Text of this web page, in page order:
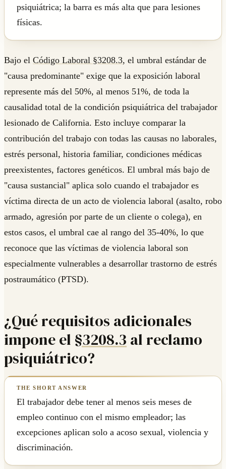
psiquiátrica; la barra es más alta que para lesiones
físicas.
Bajo el Código Laboral §3208.3, el umbral estándar de
"causa predominante" exige que la exposición laboral
represente más del 50%, al menos 51%, de toda la
causalidad total de la condición psiquiátrica del trabajador
lesionado de California. Esto incluye comparar la
contribución del trabajo con todas las causas no laborales,
estrés personal, historia familiar, condiciones médicas
preexistentes, factores genéticos. El umbral más bajo de
"causa sustancial" aplica solo cuando el trabajador es
víctima directa de un acto de violencia laboral (asalto, robo
armado, agresión por parte de un cliente o colega), en
estos casos, el umbral cae al rango del 35-40%, lo que
reconoce que las víctimas de violencia laboral son
especialmente vulnerables a desarrollar trastorno de estrés
postraumático (PTSD).
¿Qué requisitos adicionales
impone el §3208.3 al reclamo
psiquiátrico?
El trabajador debe tener al menos seis meses de
empleo continuo con el mismo empleador; las
excepciones aplican solo a acoso sexual, violencia y
discriminación.